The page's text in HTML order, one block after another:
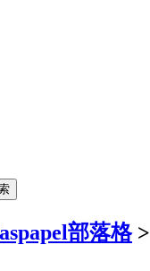
部落格>